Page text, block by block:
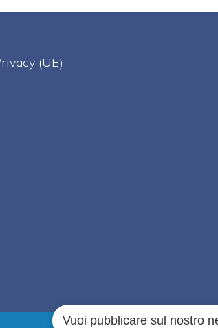
(UE)
Vuoi pubblicare sul nostro